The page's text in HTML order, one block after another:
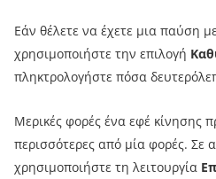
Εάν θέλετε να έχετε μια παύση
χρησιμοποιήστε την επιλογή
πληκτρολογήστε πόσα
Μερικές φορές ένα εφέ κίνησης
περισσότερες από μία φορές. Σε
χρησιμοποιήστε τη λειτουργία